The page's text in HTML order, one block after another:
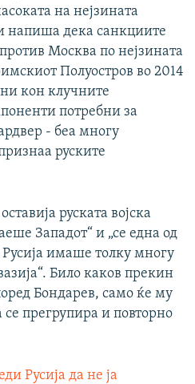
на нејзината
напиша дека санкциите
Москва по нејзината
Полуостров во 2014
кон клучните
потребни за
- беа многу
руските
руската војска
Западот“ и „се една од
имаше толку многу
Било каков прекин
Бондарев, само ќе му
прегрупира и повторно
Русија да не ја